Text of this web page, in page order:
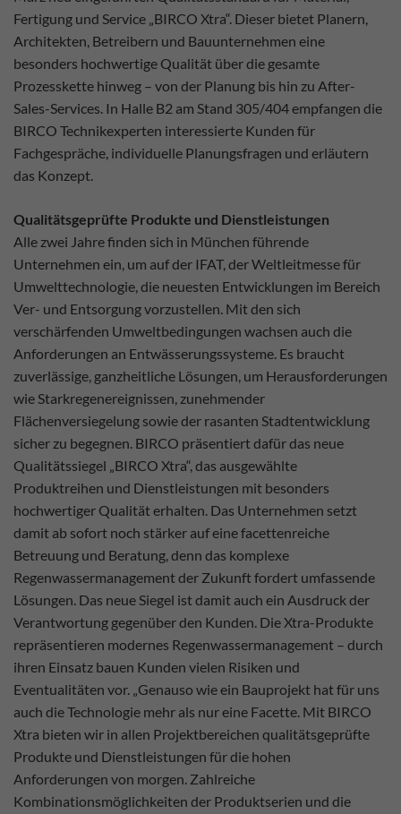
Fertigung und Service „BIRCO Xtra“. Dieser bietet Planern,
Architekten, Betreibern und Bauunternehmen eine
besonders hochwertige Qualität über die gesamte
Prozesskette hinweg – von der Planung bis hin zu After-
Sales-Services. In Halle B2 am Stand 305/404 empfangen die
BIRCO Technikexperten interessierte Kunden für
Fachgespräche, individuelle Planungsfragen und erläutern
das Konzept.
Qualitätsgeprüfte Produkte und Dienstleistungen
Alle zwei Jahre finden sich in München führende
Unternehmen ein, um auf der IFAT, der Weltleitmesse für
Umwelttechnologie, die neuesten Entwicklungen im Bereich
Ver- und Entsorgung vorzustellen. Mit den sich
verschärfenden Umweltbedingungen wachsen auch die
Anforderungen an Entwässerungssysteme. Es braucht
zuverlässige, ganzheitliche Lösungen, um Herausforderungen
wie Starkregenereignissen, zunehmender
Flächenversiegelung sowie der rasanten Stadtentwicklung
sicher zu begegnen. BIRCO präsentiert dafür das neue
Qualitätssiegel „BIRCO Xtra“, das ausgewählte
Produktreihen und Dienstleistungen mit besonders
hochwertiger Qualität erhalten. Das Unternehmen setzt
damit ab sofort noch stärker auf eine facettenreiche
Betreuung und Beratung, denn das komplexe
Regenwassermanagement der Zukunft fordert umfassende
Lösungen. Das neue Siegel ist damit auch ein Ausdruck der
Verantwortung gegenüber den Kunden. Die Xtra-Produkte
repräsentieren modernes Regenwassermanagement – durch
ihren Einsatz bauen Kunden vielen Risiken und
Eventualitäten vor. „Genauso wie ein Bauprojekt hat für uns
auch die Technologie mehr als nur eine Facette. Mit BIRCO
Xtra bieten wir in allen Projektbereichen qualitätsgeprüfte
Produkte und Dienstleistungen für die hohen
Anforderungen von morgen. Zahlreiche
Kombinationsmöglichkeiten der Produktserien und die